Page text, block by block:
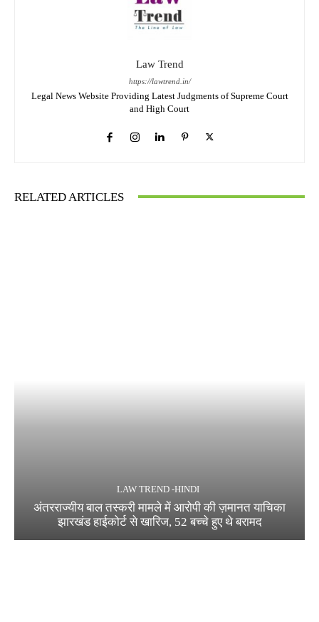
Law Trend
https://lawtrend.in/
Legal News Website Providing Latest Judgments of Supreme Court
and High Court
RELATED ARTICLES
LAW TREND -HINDI
अंतरराज्यीय बाल तस्करी मामले में आरोपी की ज़मानत याचिका
झारखंड हाईकोर्ट से खारिज, 52 बच्चे हुए थे बरामद